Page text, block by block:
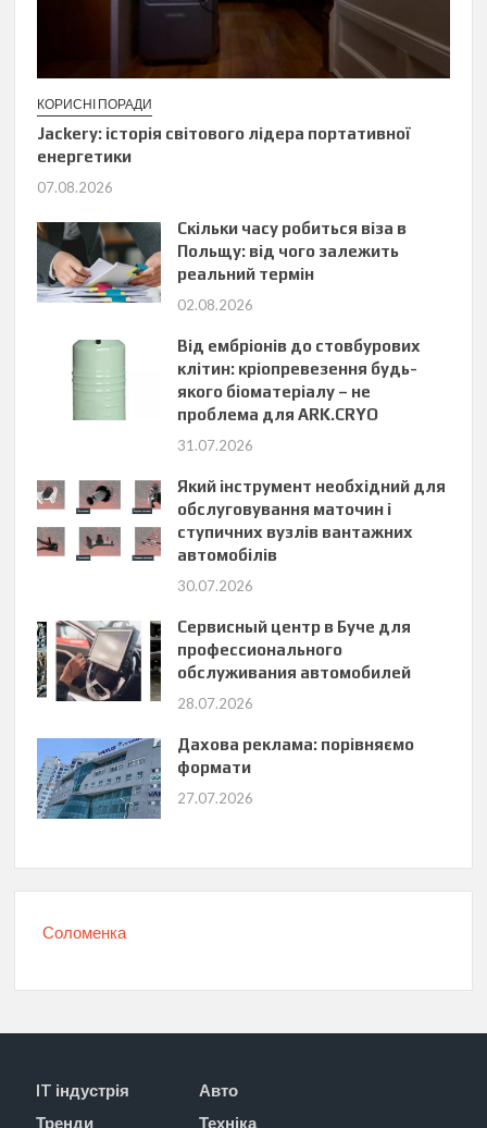
КОРИСНІ ПОРАДИ
Jackery: історія світового лідера портативної
енергетики
07.08.2026
Скільки часу робиться віза в
Польщу: від чого залежить
реальний термін
02.08.2026
Від ембріонів до стовбурових
клітин: кріопревезення будь-
якого біоматеріалу – не
проблема для ARK.CRYO
31.07.2026
Який інструмент необхідний для
обслуговування маточин і
ступичних вузлів вантажних
автомобілів
30.07.2026
Сервисный центр в Буче для
профессионального
обслуживания автомобилей
28.07.2026
Дахова реклама: порівняємо
формати
27.07.2026
Соломенка
IT індустрія
Авто
Тренди
Техніка